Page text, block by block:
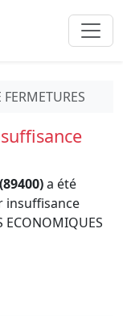
FERMETURES
a été
insuffisance
ECONOMIQUES